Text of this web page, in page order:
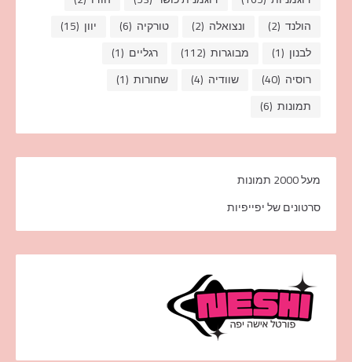
הולנד (2) ונצואלה (2) טורקיה (6) יוון (15)
לבנון (1) מבוגרות (112) רגליים (1)
רוסיה (40) שוודיה (4) שחורות (1)
תמונות (6)
מעל 2000 תמונות
סרטונים של יפייפיות